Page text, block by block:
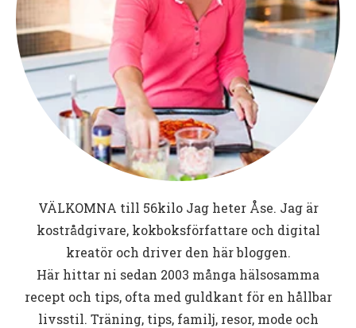
VÄLKOMNA till 56kiloJag heter Åse. Jag är
kostrådgivare, kokboksförfattare och digital
kreatör och driver den här bloggen.
Här hittar ni sedan 2003 många hälsosamma
recept och tips, ofta med guldkant för en hållbar
livsstil. Träning, tips, familj, resor, mode och